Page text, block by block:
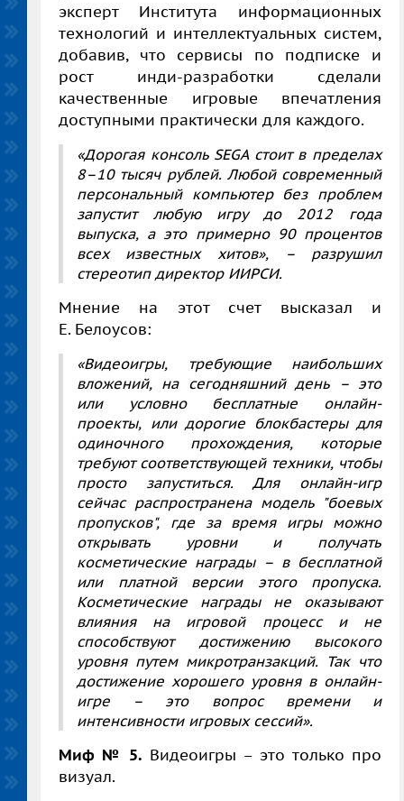
эксперт Института информационных
технологий и интеллектуальных систем,
добавив, что сервисы по подписке и
рост инди-разработки сделали
качественные игровые впечатления
доступными практически для каждого.
«Дорогая консоль SEGA стоит в пределах
8–10 тысяч рублей. Любой современный
персональный компьютер без проблем
запустит любую игру до 2012 года
выпуска, а это примерно 90 процентов
всех известных хитов», – разрушил
стереотип директор ИИРСИ.
Мнение на этот счет высказал и
Е. Белоусов:
«Видеоигры, требующие наибольших
вложений, на сегодняшний день – это
или условно бесплатные онлайн-
проекты, или дорогие блокбастеры для
одиночного прохождения, которые
требуют соответствующей техники, чтобы
просто запуститься. Для онлайн-игр
сейчас распространена модель "боевых
пропусков", где за время игры можно
открывать уровни и получать
косметические награды – в бесплатной
или платной версии этого пропуска.
Косметические награды не оказывают
влияния на игровой процесс и не
способствуют достижению высокого
уровня путем микротранзакций. Так что
достижение хорошего уровня в онлайн-
игре – это вопрос времени и
интенсивности игровых сессий».
Миф № 5. Видеоигры – это только про
визуал.